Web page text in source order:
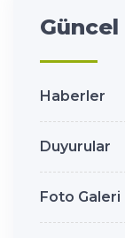
Güncel
Haberler
Duyurular
Foto Galeri